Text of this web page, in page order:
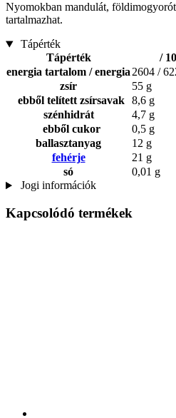
Nyomokban mandulát,
tartalmazhat.
Tápérték
Tápérték
/
energia tartalom / energia 2604 /
zsír
55 g
ebből telített zsírsavak 8,6 g
szénhidrát
4,7 g
ebből cukor
0,5 g
ballasztanyag
12 g
fehérje
21 g
só
0,01 g
Jogi információk
Kapcsolódó termékek